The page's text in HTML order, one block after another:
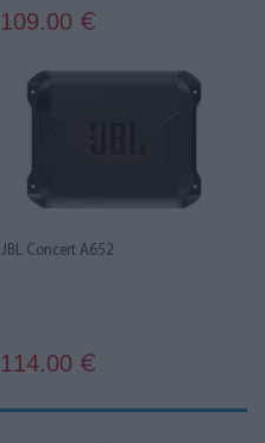
109.00 €
JBL Concert A652
114.00 €